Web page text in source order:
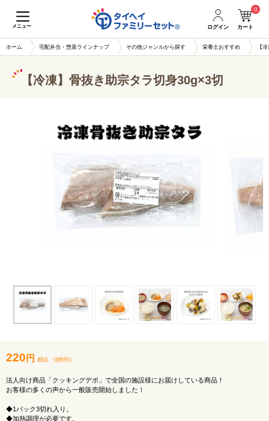
メニュー ログイン カート
0
ホーム 宅配弁当・惣菜ラインナップ その他ジャンルから探す 栄養士おすすめ 【
【冷凍】骨抜き助宗タラ切身30g×3切
220 円 (税込 ・ 送料別 )
法人向け商品「クッキングデポ」で全国の施設様にお届けしている商品！
お客様の多くの声から一般販売開始しました！
◆1パック3切れ入り。
◆加熱調理が必要です。